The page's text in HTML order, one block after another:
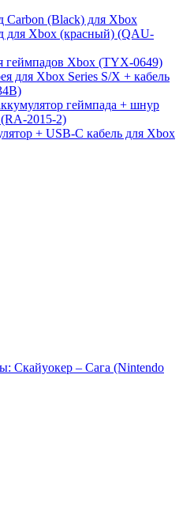
Carbon (Black) для Xbox
для Xbox (красный) (QAU-
геймпадов Xbox (TYX-0649)
для Xbox Series S/X + кабель
геймпада + шнур
2015-2)
+ USB-C кабель для Xbox
Скайуокер – Сага (Nintendo